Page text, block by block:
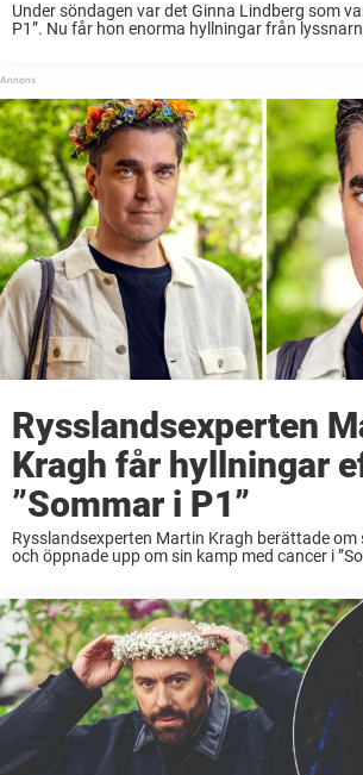
Under söndagen var det Ginna Lindberg som
P1”. Nu får hon enorma hyllningar från
Rysslandsexperten
Kragh får hyllningar
”Sommar i P1”
Rysslandsexperten Martin Kragh berättade om
och öppnade upp om sin kamp med cancer i